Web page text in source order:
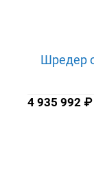
Шредер
4 935 992 ₽